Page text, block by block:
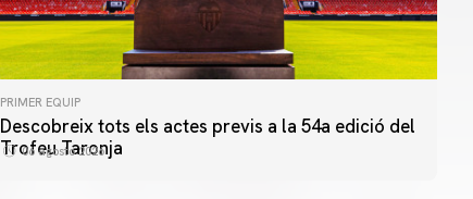
PRIMER EQUIP
Descobreix tots els actes previs a la 54a edició del
Trofeu Taronja
06 agosto 2026